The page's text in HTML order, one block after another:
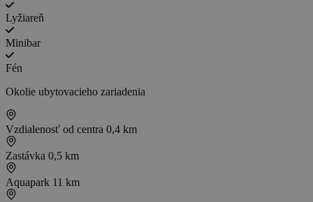
Lyžiareň
Minibar
Fén
Okolie ubytovacieho zariadenia
Vzdialenosť od centra 0,4 km
Zastávka 0,5 km
Aquapark 11 km